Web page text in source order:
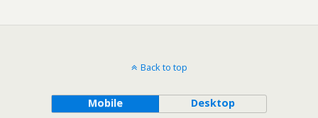
Back to top
Mobile Desktop